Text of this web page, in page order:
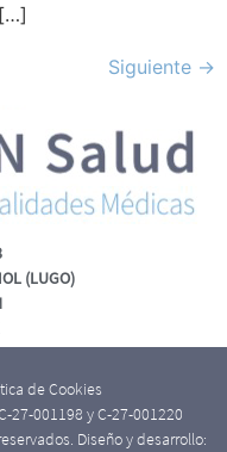
Siguiente →
(LUGO)
de Cookies
27-001198 y C-27-001220
Diseño y desarrollo: